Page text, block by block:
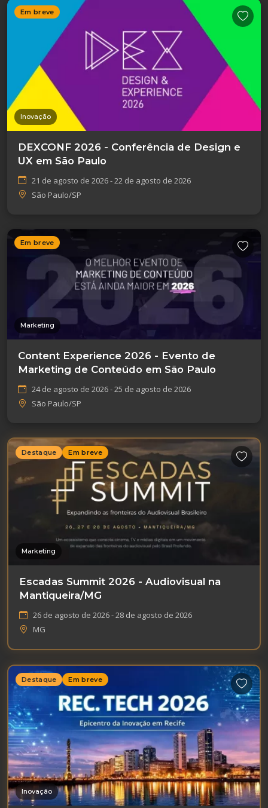
Em breve
Inovação
DEXCONF 2026 - Conferência de Design e
UX em São Paulo
21 de agosto de 2026 - 22 de agosto de 2026
São Paulo/SP
Em breve
Marketing
Content Experience 2026 - Evento de
Marketing de Conteúdo em São Paulo
24 de agosto de 2026 - 25 de agosto de 2026
São Paulo/SP
Destaque Em breve
Marketing
Escadas Summit 2026 - Audiovisual na
Mantiqueira/MG
26 de agosto de 2026 - 28 de agosto de 2026
MG
Destaque Em breve
Inovação